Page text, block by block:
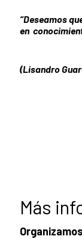
“Deseamos
en
(Lisandro
Más